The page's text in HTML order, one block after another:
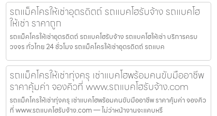
รถแม็คโครให้เช่าอุตรดิตถ์ รถแบคโฮรับจ้าง รถแบคโฮ
ให้เช่า ราคาถูก
รถแม็คโครให้เช่าอุตรดิตถ์ รถแบคโฮรับจ้าง รถแบคโฮให้เช่า บริการครบ
วงจร ทั่วไทย 24 ชั่วโมง รถแม็คโครให้เช่าอุตรดิตถ์ รถแบค
รถแม็คโครให้เช่าทุ่งครุ เช่าแบคโฮพร้อมคนขับมืออาชีพ
ราคาคุ้มค่า จองคิวที่ www.รถแบคโฮรับจ้าง.com
รถแม็คโครให้เช่าทุ่งครุ เช่าแบคโฮพร้อมคนขับมืออาชีพ ราคาคุ้มค่า จองคิว
ที่ www.รถแบคโฮรับจ้าง.com — ไม่ว่าหน้างานจะแคบหรื